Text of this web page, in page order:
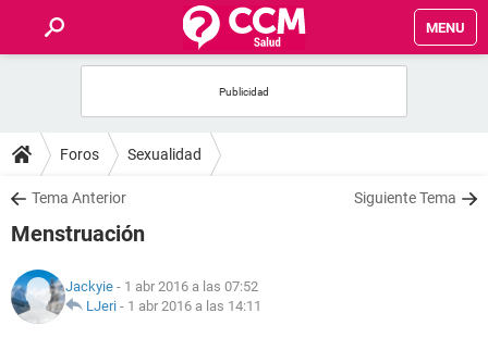
MENU
FOROS
SALUD
NUTRICIÓN
Foros Sexualidad
Tema Anterior Siguiente Tema
Menstruación
Jackyie - 1 abr 2016 a las 07:52
LJeri - 1 abr 2016 a las 14:11